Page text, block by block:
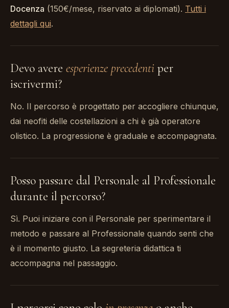
Docenza (150€/mese, riservato ai diplomati). Tutti i
dettagli qui.
Devo avere esperienze precedenti per
iscrivermi?
No. Il percorso è progettato per accogliere chiunque,
dai neofiti delle costellazioni a chi è già operatore
olistico. La progressione è graduale e accompagnata.
Posso passare dal Personale al Professionale
durante il percorso?
Sì. Puoi iniziare con il Personale per sperimentare il
metodo e passare al Professionale quando senti che
è il momento giusto. La segreteria didattica ti
accompagna nel passaggio.